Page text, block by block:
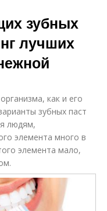
зубных
лучших
как и его
зубных паст
людям,
элемента много в
элемента мало,